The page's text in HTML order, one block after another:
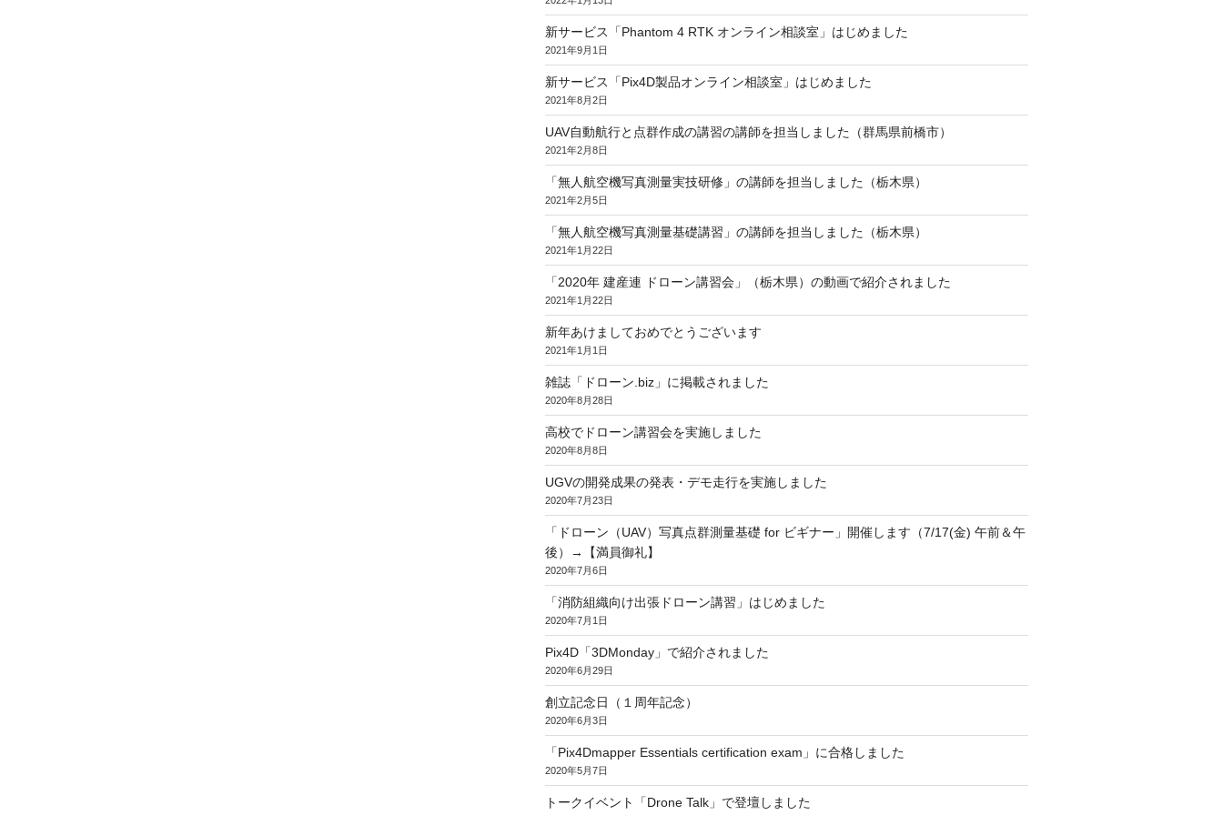
新サービス「Phantom 4 RTK オンライン相談室」はじめました
2021年9月1日
新サービス「Pix4D製品オンライン相談室」はじめました
2021年8月2日
UAV自動航行と点群作成の講習の講師を担当しました（群馬県前橋市）
2021年2月8日
「無人航空機写真測量実技研修」の講師を担当しました（栃木県）
2021年2月5日
「無人航空機写真測量基礎講習」の講師を担当しました（栃木県）
2021年1月22日
「2020年 建産連 ドローン講習会」（栃木県）の動画で紹介されました
2021年1月22日
新年あけましておめでとうございます
2021年1月1日
雑誌「ドローン.biz」に掲載されました
2020年8月28日
高校でドローン講習会を実施しました
2020年8月8日
UGVの開発成果の発表・デモ走行を実施しました
2020年7月23日
「ドローン（UAV）写真点群測量基礎 for ビギナー」開催します（7/17(金) 午前＆午
後）→【満員御礼】
2020年7月6日
「消防組織向け出張ドローン講習」はじめました
2020年7月1日
Pix4D「3DMonday」で紹介されました
2020年6月29日
創立記念日（１周年記念）
2020年6月3日
「Pix4Dmapper Essentials certification exam」に合格しました
2020年5月7日
トークイベント「Drone Talk」で登壇しました